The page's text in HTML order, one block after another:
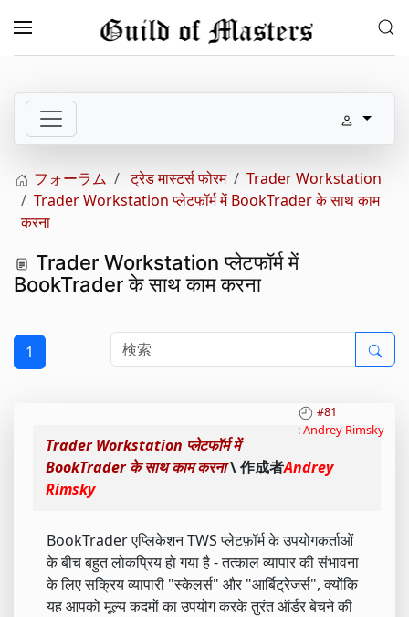
メインコンテンツへスキップ
フォーラム ट्रेड मास्टर्स फोरम
Trader Workstation
Trader Workstation प्लेटफॉर्म में BookTrader के साथ काम
करना
Trader Workstation प्लेटफॉर्म में
BookTrader के साथ काम करना
1
#81
:Andrey Rimsky
Trader Workstation प्लेटफॉर्म में
BookTrader के साथ काम करना\ 作成者Andrey
Rimsky
BookTrader एप्लिकेशन TWS प्लेटफ़ॉर्म के उपयोगकर्ताओं
के बीच बहुत लोकप्रिय हो गया है - तत्काल व्यापार की संभावना
के लिए सक्रिय व्यापारी "स्केलर्स" और "आर्बिट्रेजर्स", क्योंकि
यह आपको मूल्य कदमों का उपयोग करके तुरंत ऑर्डर बेचने की